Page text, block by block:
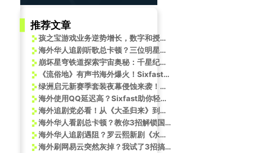
推荐文章
孩之宝游戏业务逆势增长，数字和授权游戏收入亮眼
海外华人追剧听歌总卡顿？三位明星亲授“冻龄”心法，解锁流畅观看新姿势
崩坏星穹铁道探索宇宙奥秘：千星纪游PV引发对生命意义的思考
《流俗地》有声书海外爆火！Sixfast一键解锁喜马拉雅限听内容
绿洲启元新赛季套装夜幕侵蚀来袭！出国后玩和平精英登录受限如何解除？
海外使用QQ延迟高？Sixfast助你轻松解决！
海外追剧党必看！从《大圣归来》到《哪吒》，国产电影为何越来越香？
海外华人看剧总卡顿？教你3招解锁国内影视资源，追剧不再愁
海外华人追剧遇阻？罗云熙新剧《水龙吟》武器美学引爆观剧热情却受地域限制
海外刷网易云突然灰掉？我试了3招搞定《同花顺》版权限制，最后一招绝了